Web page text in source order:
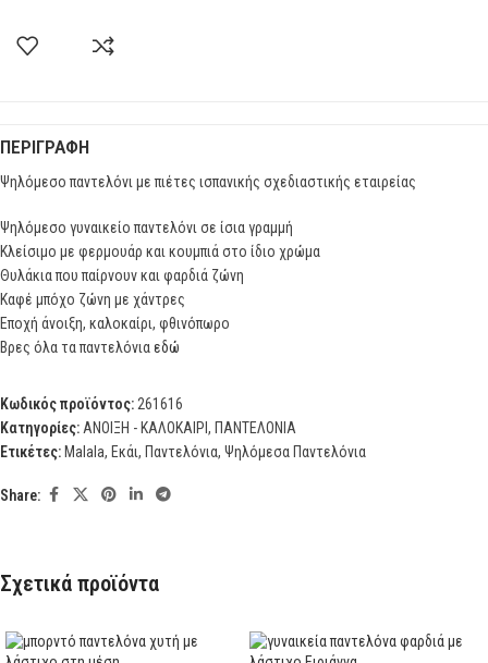
ΠΕΡΙΓΡΑΦΉ
Ψηλόμεσο παντελόνι με πιέτες ισπανικής σχεδιαστικής εταιρείας
Ψηλόμεσο γυναικείο παντελόνι σε ίσια γραμμή
Κλείσιμο με φερμουάρ και κουμπιά στο ίδιο χρώμα
Θυλάκια που παίρνουν και φαρδιά ζώνη
Καφέ μπόχο ζώνη με χάντρες
Εποχή άνοιξη, καλοκαίρι, φθινόπωρο
Βρες όλα τα παντελόνιαεδώ
Κωδικός προϊόντος:261616
Κατηγορίες:ΑΝΟΙΞΗ - ΚΑΛΟΚΑΙΡΙ , ΠΑΝΤΕΛΟΝΙΑ
Ετικέτες: Malala, Εκάι, Παντελόνια, Ψηλόμεσα Παντελόνια
Share:
Σχετικά προϊόντα